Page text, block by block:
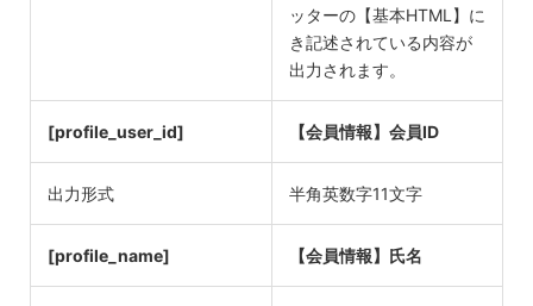
ッターの【基本HTML】に
き記述されている内容が
出力されます。
[profile_user_id] 【会員情報】会員ID
出力形式 半角英数字11文字
[profile_name] 【会員情報】氏名